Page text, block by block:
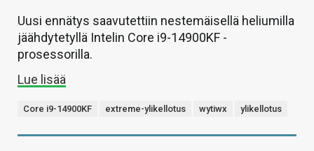
Uusi ennätys saavutettiin nestemäisellä heliumilla
jäähdytetyllä Intelin Core i9-14900KF -
prosessorilla.
Lue lisää
Core i9-14900KF extreme-ylikellotus wytiwx ylikellotus